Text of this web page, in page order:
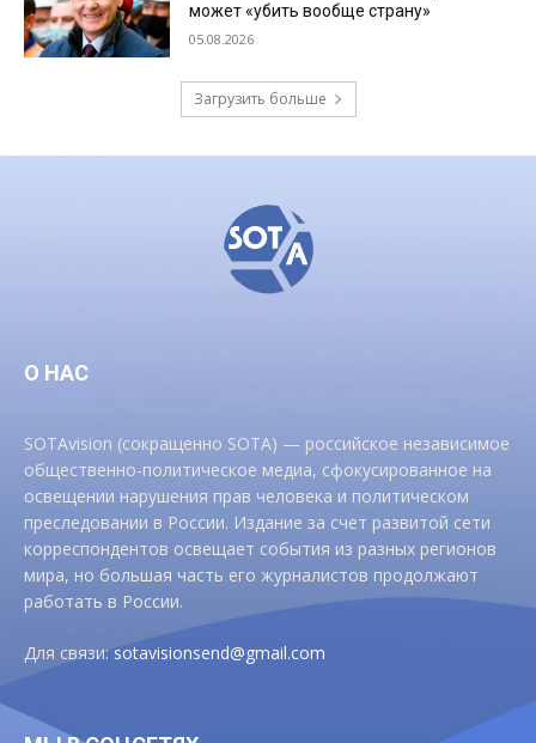
может «убить вообще страну»
05.08.2026
Загрузить больше
О НАС
SOTAvision (сокращенно SOTA) — российское независимое
общественно-политическое медиа, сфокусированное на
освещении нарушения прав человека и политическом
преследовании в России. Издание за счет развитой сети
корреспондентов освещает события из разных регионов
мира, но большая часть его журналистов продолжают
работать в России.
Для связи:sotavisionsend@gmail.com